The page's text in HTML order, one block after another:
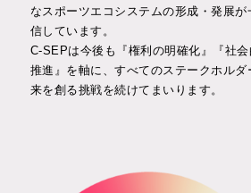
なスポーツエコシステムの形成・発展
信しています。
C-SEPは今後も『権利の明確化』『社
推進』を軸に、すべてのステークホル
来を創る挑戦を続けてまいります。